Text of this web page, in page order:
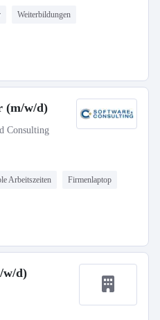
Weiterbildungen
(m/w/d)
Consulting
Arbeitszeiten Firmenlaptop
w/d)